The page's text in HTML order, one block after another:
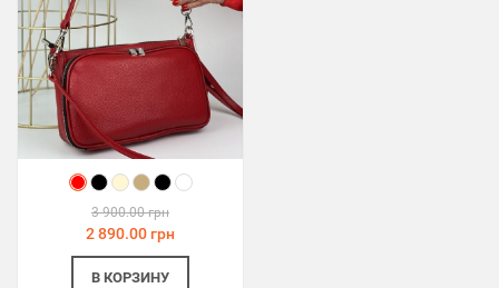
3 900.00 грн
2 890.00 грн
В КОРЗИНУ